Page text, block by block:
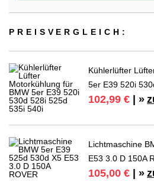
PREIS­VER­GLEICH:
Kühlerlüfter
5er E39 520i
102,99 € | »
Lichtmaschine
E53 3.0 D 150A
105,00 € | »